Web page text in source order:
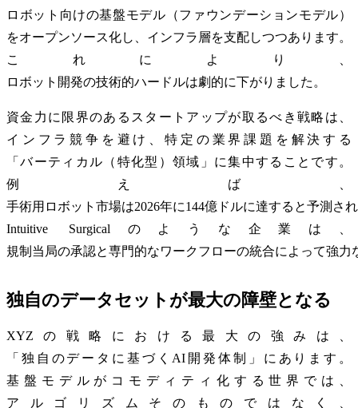
ロボット向けの基盤モデル（ファウンデーションモデル）
をオープンソース化し、インフラ層を支配しつつあります。
これにより、
ロボット開発の技術的ハードルは劇的に下がりました。
資金力に限界のあるスタートアップが取るべき戦略は、
インフラ競争を避け、特定の業界課題を解決する
「バーティカル（特化型）領域」に集中することです。
例えば、
手術用ロボット市場は2026年に144億ドルに達すると予測さ
Intuitive Surgicalのような企業は、
規制当局の承認と専門的なワークフローの統合によって強力
独自のデータセットが最大の障壁となる
XYZの戦略における最大の強みは、
「独自のデータに基づくAI開発体制」にあります。
基盤モデルがコモディティ化する世界では、
アルゴリズムそのものではなく、